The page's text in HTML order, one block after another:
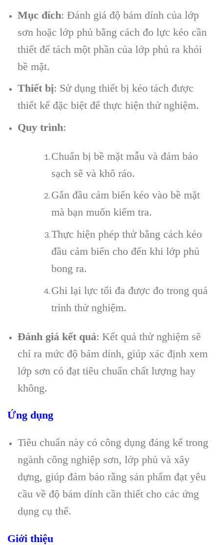
Mục đích: Đánh giá độ bám dính của lớp
sơn hoặc lớp phủ bằng cách đo lực kéo cần
thiết để tách một phần của lớp phủ ra khỏi
bề mặt.
Thiết bị: Sử dụng thiết bị kéo tách được
thiết kế đặc biệt để thực hiện thử nghiệm.
Quy trình:
Chuẩn bị bề mặt mẫu và đảm bảo
sạch sẽ và khô ráo.
Gắn đầu cảm biến kéo vào bề mặt
mà bạn muốn kiểm tra.
Thực hiện phép thử bằng cách kéo
đầu cảm biến cho đến khi lớp phủ
bong ra.
Ghi lại lực tối đa được đo trong quá
trình thử nghiệm.
Đánh giá kết quả: Kết quả thử nghiệm sẽ
chỉ ra mức độ bám dính, giúp xác định xem
lớp sơn có đạt tiêu chuẩn chất lượng hay
không.
Ứng dụng
Tiêu chuẩn này có công dụng đáng kể trong
ngành công nghiệp sơn, lớp phủ và xây
dựng, giúp đảm bảo rằng sản phẩm đạt yêu
cầu về độ bám dính cần thiết cho các ứng
dụng cụ thể.
Giới thiệu